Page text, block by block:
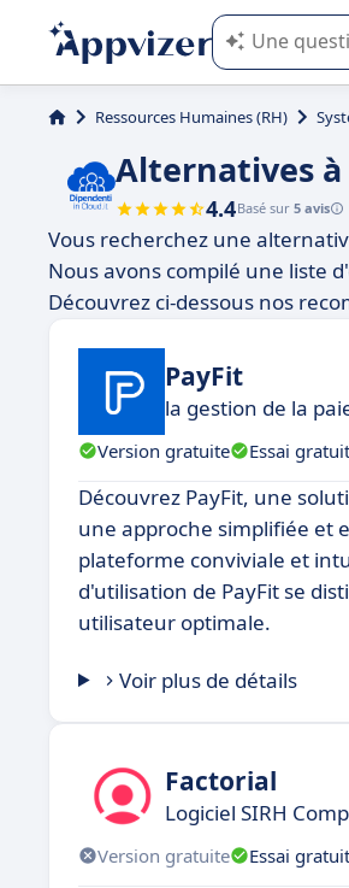
L'IA de
Ressources Humaines (RH)
Alternatives
4.4Basé sur 5 avis
Vous recherchez une
Nous avons compilé une liste
Découvrez ci-dessous nos
PayFit
la gestion de la
Version gratuite Essai gratuit
Découvrez PayFit, une
une approche simplifiée et
plateforme conviviale et
d'utilisation de PayFit se
utilisateur optimale.
Voir plus de détails
Factorial
Logiciel SIRH
Version gratuite Essai gratuit